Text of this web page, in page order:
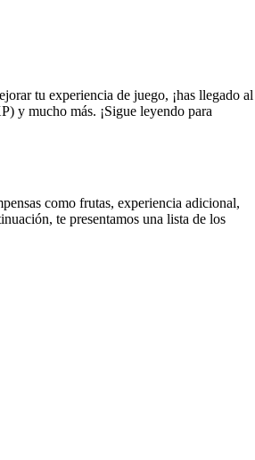
tu experiencia de juego, ¡has llegado al
y mucho más. ¡Sigue leyendo para
como frutas, experiencia adicional,
te presentamos una lista de los